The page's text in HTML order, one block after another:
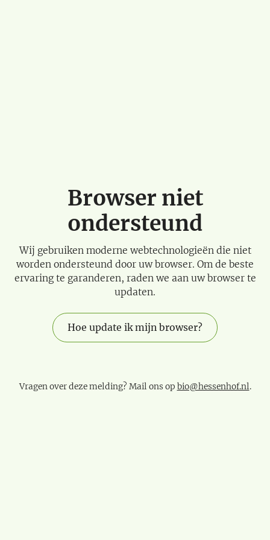
Browser niet
ondersteund
Wij gebruiken moderne webtechnologieën die niet
worden ondersteund door uw browser. Om de beste
ervaring te garanderen, raden we aan uw browser te
updaten.
Hoe update ik mijn browser?
Vragen over deze melding? Mail ons op bio@hessenhof.nl.